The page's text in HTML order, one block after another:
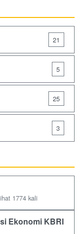
21
5
25
3
1774 kali
Ekonomi KBRI